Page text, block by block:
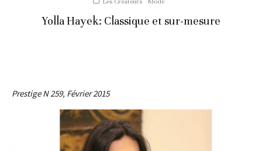
Yolla Hayek: Classique et sur-mesure
Prestige N 259, Février 2015